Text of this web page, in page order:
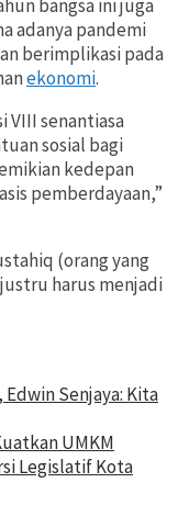
bangsa ini juga
adanya pandemi
berimplikasi pada
ekonomi.
VIII senantiasa
sosial bagi
kedepan
pemberdayaan,”
(orang yang
harus menjadi
Senjaya: Kita
UMKM
Legislatif Kota